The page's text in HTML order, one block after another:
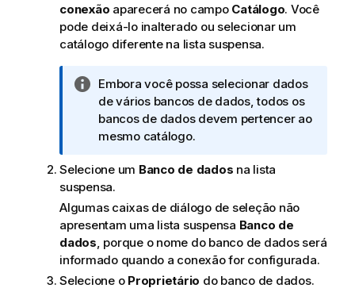
conexão aparecerá no campo Catálogo. Você
pode deixá-lo inalterado ou selecionar um
catálogo diferente na lista suspensa.
N
o
t
a
n
f
o
r
m
a
t
Embora você possa selecionar dados
de vários bancos de dados, todos os
bancos de dados devem pertencer ao
mesmo catálogo.
Selecione um Banco de dados na lista
suspensa.
Algumas caixas de diálogo de seleção não
apresentam uma lista suspensa Banco de
dados , porque o nome do banco de dados será
informado quando a conexão for configurada.
Selecione o Proprietário do banco de dados.